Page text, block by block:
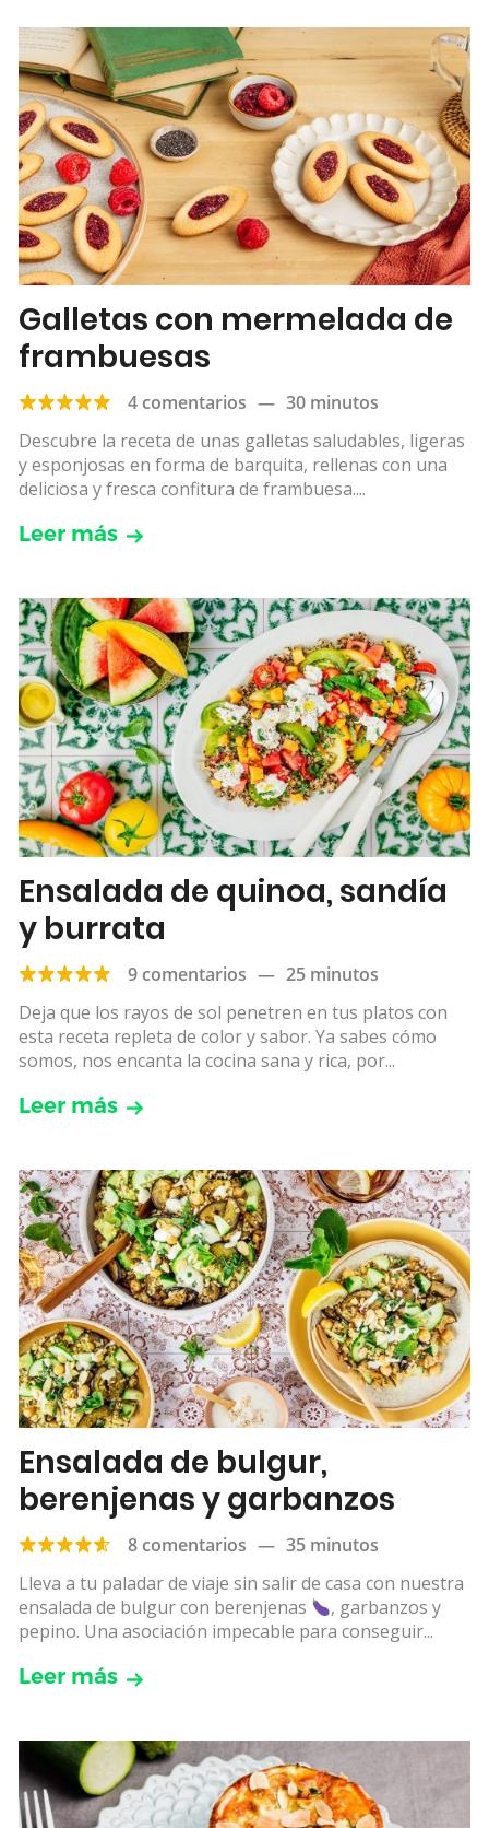
Galletas con mermelada de
frambuesas
4 comentarios — 30 minutos
Descubre la receta de unas galletas saludables, ligeras
y esponjosas en forma de barquita, rellenas con una
deliciosa y fresca confitura de frambuesa....
Leer más
Ensalada de quinoa, sandía
y burrata
9 comentarios — 25 minutos
Deja que los rayos de sol penetren en tus platos con
esta receta repleta de color y sabor. Ya sabes cómo
somos, nos encanta la cocina sana y rica, por...
Leer más
Ensalada de bulgur,
berenjenas y garbanzos
8 comentarios — 35 minutos
Lleva a tu paladar de viaje sin salir de casa con nuestra
ensalada de bulgur con berenjenas
, garbanzos y
pepino. Una asociación impecable para conseguir...
Leer más